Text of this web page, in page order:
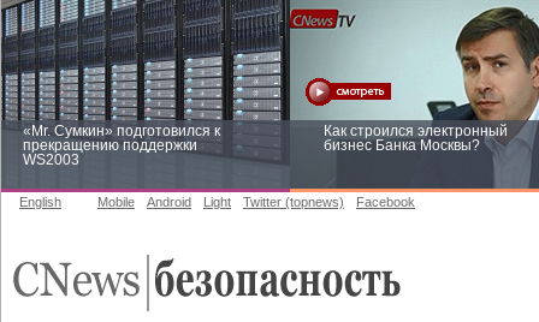
«Mr. Сумкин» подготовился к
прекращению поддержки
WS2003
Как строился электронный
бизнес Банка Москвы?
English Mobile Android Light Twitter (topnews) Facebook